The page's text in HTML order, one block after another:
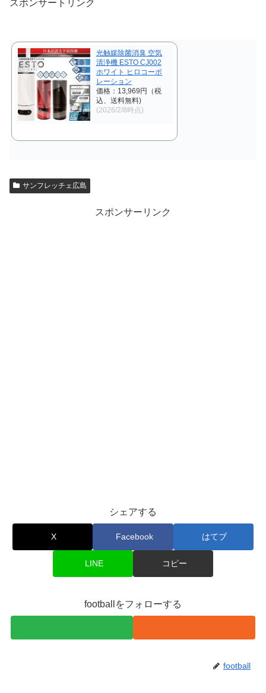
スポンサートリンク
光触媒除菌消臭 空気
清浄機 ESTO CJ002
ホワイト ヒロコーポ
レーション
価格：13,969円（税
込、送料無料)
(2026/2/8時点)
サンフレッチェ広島
スポンサーリンク
シェアする
X Facebook はてブ
LINE コピー
footballをフォローする
football